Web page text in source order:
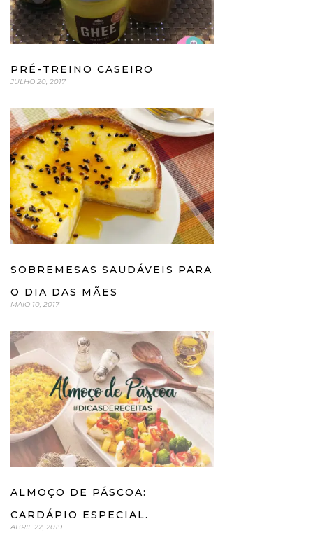
PRÉ-TREINO CASEIRO
JULHO 20, 2017
SOBREMESAS SAUDÁVEIS PARA
O DIA DAS MÃES
MAIO 10, 2017
ALMOÇO DE PÁSCOA:
CARDÁPIO ESPECIAL.
ABRIL 22, 2019